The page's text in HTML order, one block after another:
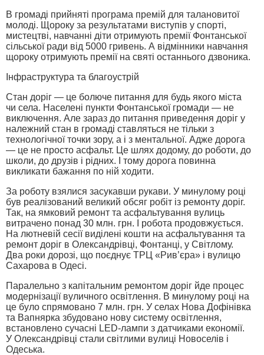
В громаді прийняті програма премій для талановитої
молоді. Щороку за результатами виступів у спорті,
мистецтві, навчанні діти отримують премії Фонтанської
сільської ради від 5000 гривень. А відмінники навчання
щороку отримують премії на святі останнього дзвоника.
Інфраструктура та благоустрій
Стан доріг — це болюче питання для будь якого міста
чи села. Населені пункти Фонтанської громади — не
виключення. Але зараз до питання приведення доріг у
належний стан в громаді ставляться не тільки з
технологічної точки зору, а і з ментальної. Адже дорога
— це не просто асфальт. Це шлях додому, до роботи, до
школи, до друзів і рідних. І тому дорога повинна
викликати бажання по ній ходити.
За роботу взялися засукавши рукави. У минулому році
був реалізований великий обсяг робіт із ремонту доріг.
Так, на ямковий ремонт та асфальтування вулиць
витрачено понад 30 млн. грн. І робота продовжується.
На лютневій сесії виділені кошти на асфальтування та
ремонт доріг в Олександрівці, Фонтанці, у Світлому.
Два роки дорозі, що поєднує ТРЦ «Рив’єра» і вулицю
Сахарова в Одесі.
Паралельно з капітальним ремонтом доріг йде процес
модернізації вуличного освітлення. В минулому році на
це було спрямовано 7 млн. грн. У селах Нова Дофінівка
та Вапнярка збудовано нову систему освітлення,
встановлено сучасні LED-лампи з датчиками економії.
У Олександрівці стали світлими вулиці Новоселів і
Одеська.